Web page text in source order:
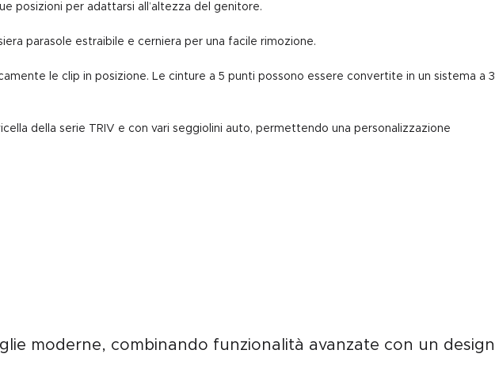
posizioni per adattarsi all’altezza del genitore.
parasole estraibile e cerniera per una facile rimozione.
le clip in posizione. Le cinture a 5 punti possono essere convertite in un sistema a 3
della serie TRIV e con vari seggiolini auto, permettendo una personalizzazione
moderne, combinando funzionalità avanzate con un design